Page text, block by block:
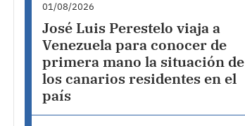
01/08/2026
José Luis Perestelo viaja a
Venezuela para conocer de
primera mano la situación de
los canarios residentes en el
país